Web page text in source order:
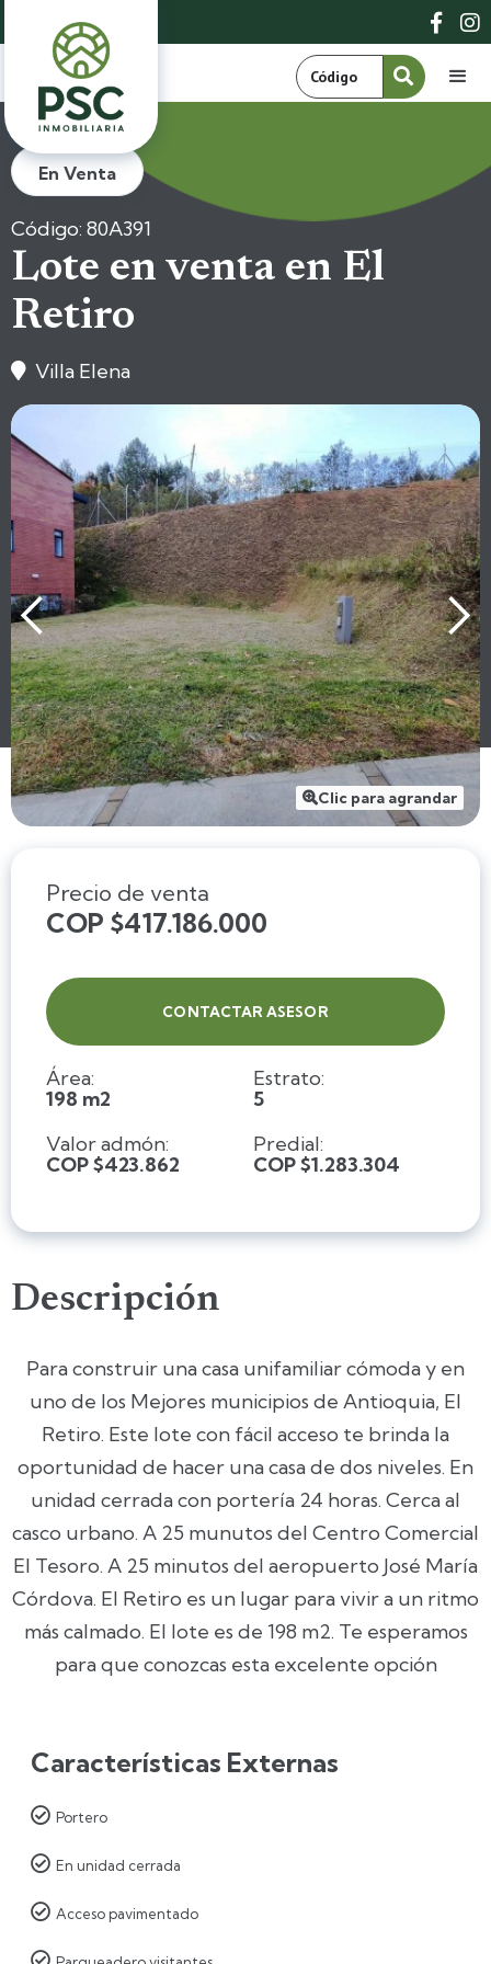
 
En Venta
Código: 80A391
Lote en venta en El
Retiro
 Villa Elena
Clic para agrandar
Precio de venta
COP $417.186.000
CONTACTAR ASESOR
Área:
198 m2
Estrato:
5
Valor admón:
COP $423.862
Predial:
COP $1.283.304
Descripción
Para construir una casa unifamiliar cómoda y en
uno de los Mejores municipios de Antioquia, El
Retiro. Este lote con fácil acceso te brinda la
oportunidad de hacer una casa de dos niveles. En
unidad cerrada con portería 24 horas. Cerca al
casco urbano. A 25 munutos del Centro Comercial
El Tesoro. A 25 minutos del aeropuerto José María
Córdova. El Retiro es un lugar para vivir a un ritmo
más calmado. El lote es de 198 m2. Te esperamos
para que conozcas esta excelente opción
Características Externas
 Portero
 En unidad cerrada
 Acceso pavimentado
